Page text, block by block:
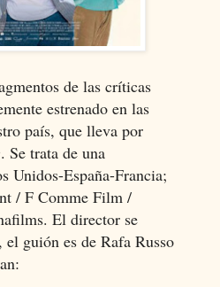
de las críticas
estrenado en las
país, que lleva por
. Se trata de una
Unidos-España-Francia;
/ F Comme Film /
. El director se
guión es de Rafa Russo